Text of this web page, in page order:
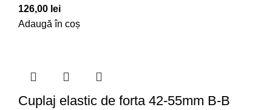
126,00 lei
Adaugă în coș
Cuplaj elastic de forta 42-55mm B-B